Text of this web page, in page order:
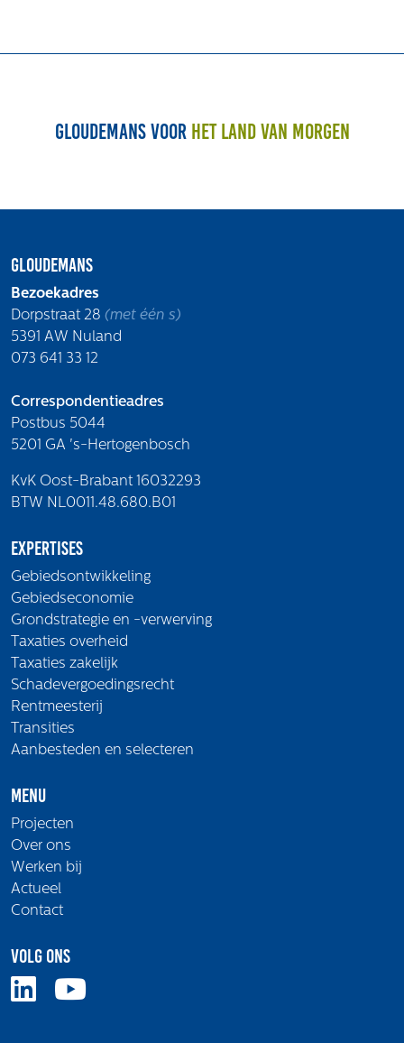
Gloudemans voor het land van morgen
Gloudemans
Bezoekadres
Dorpstraat 28 (met één s)
5391 AW Nuland
073 641 33 12
Correspondentieadres
Postbus 5044
5201 GA 's-Hertogenbosch
KvK Oost-Brabant 16032293
BTW NL0011.48.680.B01
Expertises
Gebiedsontwikkeling
Gebiedseconomie
Grondstrategie en -verwerving
Taxaties overheid
Taxaties zakelijk
Schadevergoedingsrecht
Rentmeesterij
Transities
Aanbesteden en selecteren
Menu
Projecten
Over ons
Werken bij
Actueel
Contact
Volg ons